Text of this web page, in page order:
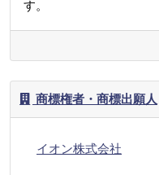
す。
商標権者・商標出願人
イオン株式会社